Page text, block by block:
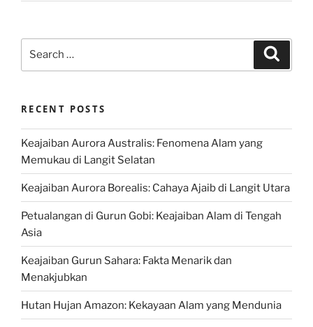
RECENT POSTS
Keajaiban Aurora Australis: Fenomena Alam yang
Memukau di Langit Selatan
Keajaiban Aurora Borealis: Cahaya Ajaib di Langit Utara
Petualangan di Gurun Gobi: Keajaiban Alam di Tengah
Asia
Keajaiban Gurun Sahara: Fakta Menarik dan
Menakjubkan
Hutan Hujan Amazon: Kekayaan Alam yang Mendunia